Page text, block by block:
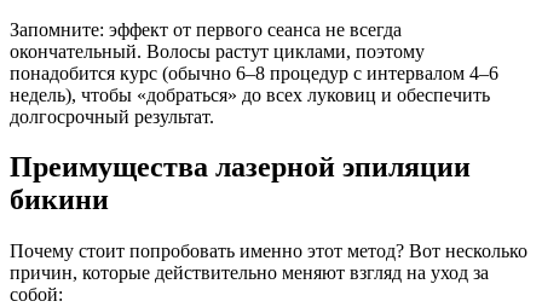
Запомните: эффект от первого сеанса не всегда
окончательный. Волосы растут циклами, поэтому
понадобится курс (обычно 6–8 процедур с интервалом 4–6
недель), чтобы «добраться» до всех луковиц и обеспечить
долгосрочный результат.
Преимущества лазерной эпиляции
бикини
Почему стоит попробовать именно этот метод? Вот несколько
причин, которые действительно меняют взгляд на уход за
собой: